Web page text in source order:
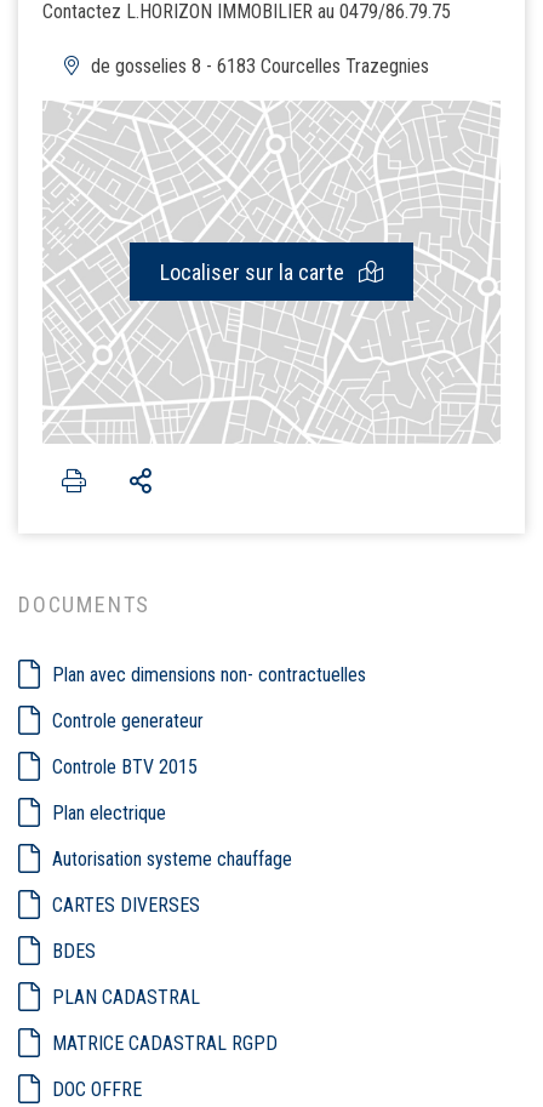
Contactez L.HORIZON IMMOBILIER au 0479/86.79.75
de gosselies 8 - 6183 Courcelles Trazegnies
Localiser sur la carte
DOCUMENTS
Plan avec dimensions non- contractuelles
Controle generateur
Controle BTV 2015
Plan electrique
Autorisation systeme chauffage
CARTES DIVERSES
BDES
PLAN CADASTRAL
MATRICE CADASTRAL RGPD
DOC OFFRE